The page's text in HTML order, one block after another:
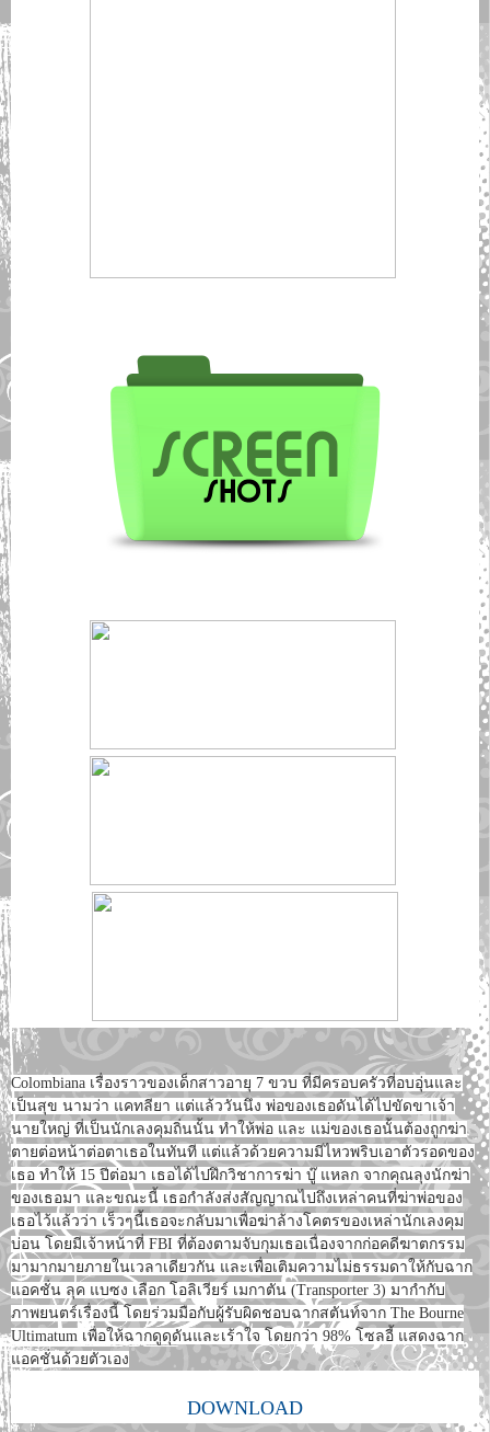
Colombiana เรื่องราวของเด็กสาวอายุ 7 ขวบ ที่มีครอบครัวที่อบอุ่นและ
เป็นสุข นามว่า แคทลียา แต่แล้ววันนึง พ่อของเธอดันได้ไปขัดขาเจ้า
นายใหญ่ ที่เป็นนักเลงคุมถิ่นนั้น ทำให้พ่อ และ แม่ของเธอนั้นต้องถูกฆ่า
ตายต่อหน้าต่อตาเธอในทันที แต่แล้วด้วยความมีไหวพริบเอาตัวรอดของ
เธอ ทำให้ 15 ปีต่อมา เธอได้ไปฝึกวิชาการฆ่า บู๊ แหลก จากคุณลุงนักฆ่า
ของเธอมา และขณะนี้ เธอกำลังส่งสัญญาณไปถึงเหล่าคนที่ฆ่าพ่อของ
เธอไว้แล้วว่า เร็วๆนี้เธอจะกลับมาเพื่อฆ่าล้างโคตรของเหล่านักเลงคุม
บ่อน โดยมีเจ้าหน้าที่ FBI ที่ต้องตามจับกุมเธอเนื่องจากก่อคดีฆาตกรรม
มามากมายภายในเวลาเดียวกัน และเพื่อเติมความไม่ธรรมดาให้กับฉาก
แอคชั่น ลุค แบซง เลือก โอลิเวียร์ เมกาตัน (Transporter 3) มากำกับ
ภาพยนตร์เรื่องนี้ โดยร่วมมือกับผู้รับผิดชอบฉากสตันท์จาก The Bourne
Ultimatum เพื่อให้ฉากดูดุดันและเร้าใจ โดยกว่า 98% โซลอี้ แสดงฉาก
แอคชั่นด้วยตัวเอง
DOWNLOAD